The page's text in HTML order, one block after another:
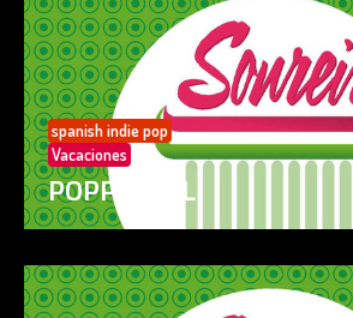
spanish indie pop
Vacaciones
POPPY GIRL